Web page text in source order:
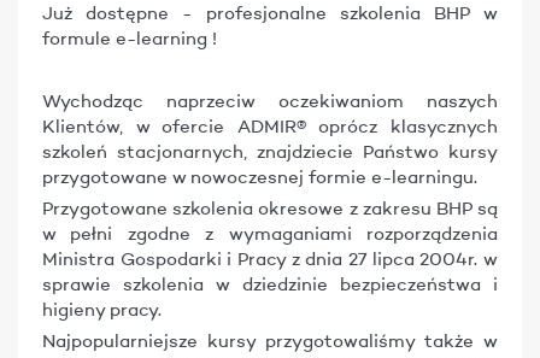
Już dostępne - profesjonalne szkolenia BHP w
formule e-learning !
Wychodząc naprzeciw oczekiwaniom naszych
Klientów, w ofercie ADMIR® oprócz klasycznych
szkoleń stacjonarnych, znajdziecie Państwo kursy
przygotowane w nowoczesnej formie e-learningu.
Przygotowane szkolenia okresowe z zakresu BHP są
w pełni zgodne z wymaganiami rozporządzenia
Ministra Gospodarki i Pracy z dnia 27 lipca 2004r. w
sprawie szkolenia w dziedzinie bezpieczeństwa i
higieny pracy.
Najpopularniejsze kursy przygotowaliśmy także w